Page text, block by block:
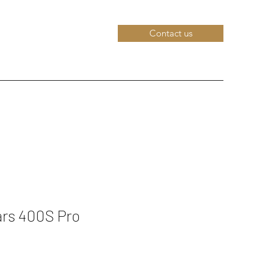
Contact us
400S Pro